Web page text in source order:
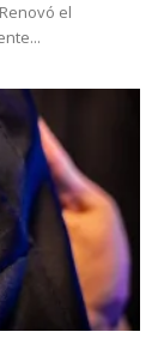
el